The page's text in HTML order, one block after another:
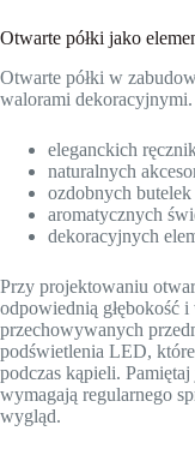
Otwarte półki jako
Otwarte półki w
walorami
eleganckich
naturalnych
ozdobnych
aromatycznych
dekoracyjnych
Przy projektowaniu
odpowiednią głębokość
przechowywanych
podświetlenia LED,
podczas kąpieli.
wymagają regularnego
wygląd.